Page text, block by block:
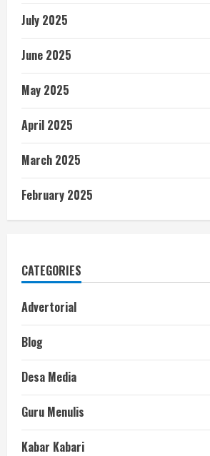
July 2025
June 2025
May 2025
April 2025
March 2025
February 2025
CATEGORIES
Advertorial
Blog
Desa Media
Guru Menulis
Kabar Kabari